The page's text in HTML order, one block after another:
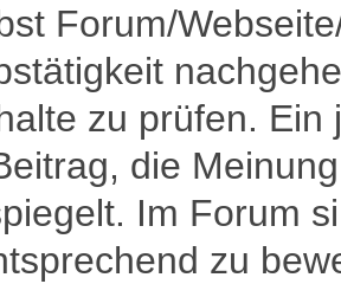
Forum/
zu prüfen.
die
Im Forum
zu